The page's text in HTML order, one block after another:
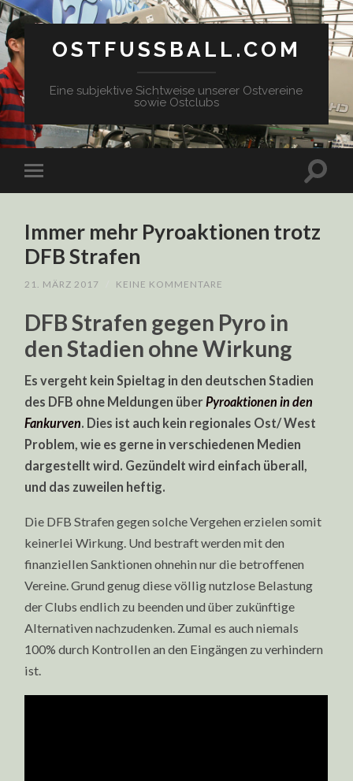
OSTFUSSBALL.COM
Eine subjektive Sichtweise unserer Ostvereine
sowie Ostclubs
Immer mehr Pyroaktionen trotz
DFB Strafen
21. MÄRZ 2017 KEINE KOMMENTARE
DFB Strafen gegen Pyro in
den Stadien ohne Wirkung
Es vergeht kein Spieltag in den deutschen Stadien
des DFB ohne Meldungen über Pyroaktionen in den
Fankurven. Dies ist auch kein regionales Ost/ West
Problem, wie es gerne in verschiedenen Medien
dargestellt wird. Gezündelt wird einfach überall,
und das zuweilen heftig.
Die DFB Strafen gegen solche Vergehen erzielen somit
keinerlei Wirkung. Und bestraft werden mit den
finanziellen Sanktionen ohnehin nur die betroffenen
Vereine. Grund genug diese völlig nutzlose Belastung
der Clubs endlich zu beenden und über zukünftige
Alternativen nachzudenken. Zumal es auch niemals
100% durch Kontrollen an den Eingängen zu verhindern
ist.